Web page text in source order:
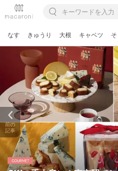
なす きゅうり 大根 キャベツ
前の
記事